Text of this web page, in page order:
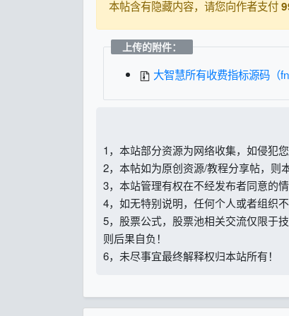
本帖含有隐藏内容，请您向作者支付
上传的附件：
大智慧所有收费指标源码（
1，本站部分资源为网络收集，如侵犯
2，本帖如为原创资源/教程分享帖，则
3，本站管理有权在不经发布者同意的
4，如无特别说明，任何个人或者组织不
5，股票公式，股票池相关交流仅限于
则后果自负！
6，未尽事宜最终解释权归本站所有！